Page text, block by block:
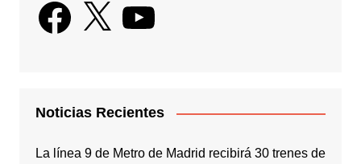
Facebook
X YouTube
Noticias Recientes
La línea 9 de Metro de Madrid recibirá 30 trenes de